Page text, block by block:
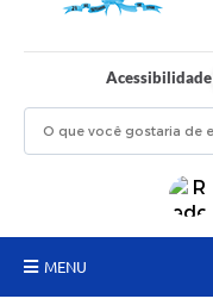
Acessibilidade
MENU